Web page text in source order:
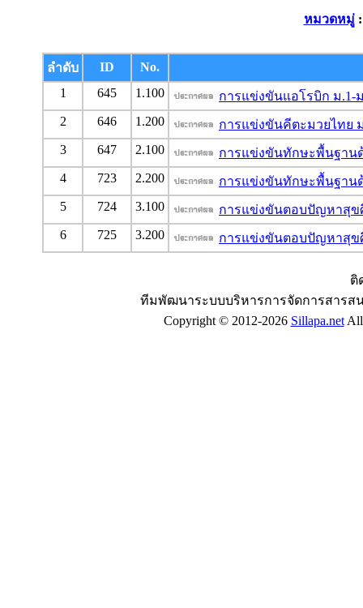
หมวดหมู่
ลำดับ ID
No.
1
645 1.100
การแข่งขันแอโรบิก ม.1-
2
646 1.200
การแข่งขันคีตะมวยไทย
3
647 2.100
การแข่งขันทักษะพื้นฐาน
4
723 2.200
การแข่งขันทักษะพื้นฐาน
5
724 3.100
การแข่งขันตอบปัญหาสุข
6
725 3.200 การแข่งขันตอบปัญหาสุข
ติ
ทีมพัฒนาระบบบริหารการจัดการสารส
Copyright © 2012-2026 Sillapa.netAll